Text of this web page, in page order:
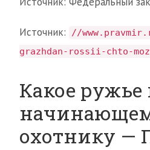
Источник:
//
grazhdan-rossii-chto-
Какое
охотнику —